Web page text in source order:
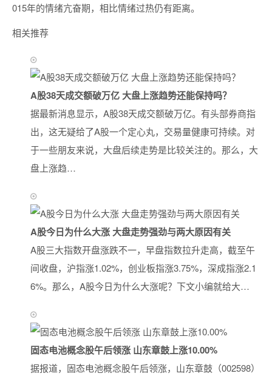
015年的情绪亢奋期，相比情绪过热仍有距离。
相关推荐
A股38天成交额破万亿 大盘上涨趋势还能保持吗？
据最新消息显示，A股38天成交额破万亿。有头部券商指
出，这无疑给了A股一个定心丸，交易量健康可持续。对
于一些朋友来说，大盘后续走势是比较关注的。那么，大
盘上涨趋…
A股今日为什么大涨 大盘走势强劲与两大原因有关
A股三大指数开盘涨跌不一，早盘指数拉升走高，截至午
间收盘，沪指涨1.02%，创业板指涨3.75%，深成指涨2.1
6%。那么，A股今日为什么大涨呢？下文小编就给大…
固态电池概念股午后领涨 山东章鼓上涨10.00%
据报道，固态电池概念股午后领涨，山东章鼓（002598）